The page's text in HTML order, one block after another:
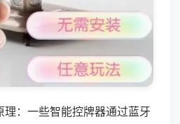
理：一些智能控牌器通过蓝牙